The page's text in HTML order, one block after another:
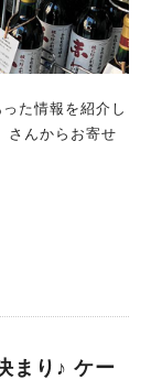
い撮影前に半分
した辛みが効い
。おつまみとし
自家製のもつ煮
た情報を紹介し
まり♪ ケー